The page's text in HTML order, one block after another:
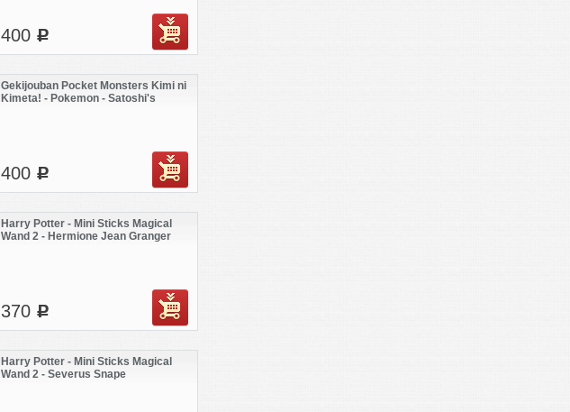
400 c
Gekijouban Pocket Monsters Kimi ni
Kimeta! - Pokemon - Satoshi's
400 c
Harry Potter - Mini Sticks Magical
Wand 2 - Hermione Jean Granger
370 c
Harry Potter - Mini Sticks Magical
Wand 2 - Severus Snape